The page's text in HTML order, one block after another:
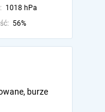
1018 hPa
56%
burze